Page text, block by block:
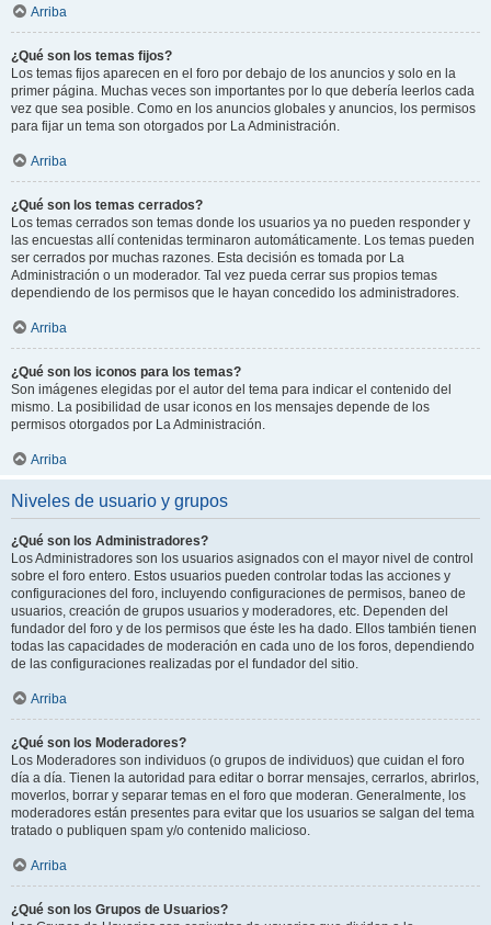
Arriba
¿Qué son los temas fijos?
Los temas fijos aparecen en el foro por debajo de los anuncios y solo en la
primer página. Muchas veces son importantes por lo que debería leerlos cada
vez que sea posible. Como en los anuncios globales y anuncios, los permisos
para fijar un tema son otorgados por La Administración.
Arriba
¿Qué son los temas cerrados?
Los temas cerrados son temas donde los usuarios ya no pueden responder y
las encuestas allí contenidas terminaron automáticamente. Los temas pueden
ser cerrados por muchas razones. Esta decisión es tomada por La
Administración o un moderador. Tal vez pueda cerrar sus propios temas
dependiendo de los permisos que le hayan concedido los administradores.
Arriba
¿Qué son los iconos para los temas?
Son imágenes elegidas por el autor del tema para indicar el contenido del
mismo. La posibilidad de usar iconos en los mensajes depende de los
permisos otorgados por La Administración.
Arriba
Niveles de usuario y grupos
¿Qué son los Administradores?
Los Administradores son los usuarios asignados con el mayor nivel de control
sobre el foro entero. Estos usuarios pueden controlar todas las acciones y
configuraciones del foro, incluyendo configuraciones de permisos, baneo de
usuarios, creación de grupos usuarios y moderadores, etc. Dependen del
fundador del foro y de los permisos que éste les ha dado. Ellos también tienen
todas las capacidades de moderación en cada uno de los foros, dependiendo
de las configuraciones realizadas por el fundador del sitio.
Arriba
¿Qué son los Moderadores?
Los Moderadores son individuos (o grupos de individuos) que cuidan el foro
día a día. Tienen la autoridad para editar o borrar mensajes, cerrarlos, abrirlos,
moverlos, borrar y separar temas en el foro que moderan. Generalmente, los
moderadores están presentes para evitar que los usuarios se salgan del tema
tratado o publiquen spam y/o contenido malicioso.
Arriba
¿Qué son los Grupos de Usuarios?